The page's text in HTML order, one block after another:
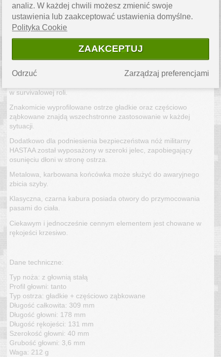
Połączenie ponadczasowej klasyki militarnej z nowoczesnym
wzornictwem, pozwala na zaspokojenie najbardziej
wymagających użytkowników.
Głownia została wykonana z wysokojakościowej stali
nierdzewnej 420J2, pokrytej czarną powłoką, która świetnie
chroni przed korozją oraz niepożądanym odblaskiem.
Choć głownia o profilu tanto wskazuje głównie na bojowe
w survivalowej roli.
Znakomicie wyprofilowane ostrze gładkie oraz częściowo
ząbkowane znajdą wszechstronne zastosowanie w każdej
sytuacji.
Dodatkowo dla podniesienia bezpieczeństwa nóż militarny
HASTAA został wyposażony w szeroki jelec, zapobiegający
osunięciu dłoni w stronę ostrza.
Metalowa, karbowana końcówka może służyć do awaryjnego
zbicia szyby.
Klasyczna, czarna kabura posiada otwory do przymocowania
pasami do ciała.
Ciekawym i jednocześnie cennym elementem jest chowane w
rękojeści krzesiwo.
Dane techniczne:
Typ noża: z głownią stałą
Profil głowni: tanto
Typ ostrza: gładkie + częściowo ząbkowane
Długość całkowita: 309 mm
Długość głowni: 178 mm
Długość rękojeści: 131 mm
Szerokość głowni: 40 mm
Grubość głowni: 3,6 mm
Waga: 212 g
analiz. W każdej chwili możesz zmienić swoje
ustawienia lub zaakceptować ustawienia domyślne.
Polityka Cookie
ZAAKCEPTUJ
Zarządzaj preferencjami
Odrzuć